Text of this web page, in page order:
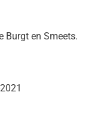
Burgt en Smeets.